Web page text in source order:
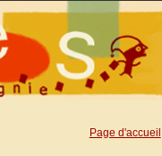
Page d'accueil